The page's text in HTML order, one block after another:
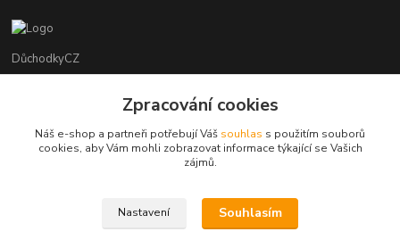
DůchodkyCZ
+420 412384749
objednavky@duchodky.cz
Zpracování cookies
Náš e-shop a partneři potřebují Váš souhlas s použitím souborů
cookies, aby Vám mohli zobrazovat informace týkající se Vašich
zájmů.
Nastavení Souhlasím